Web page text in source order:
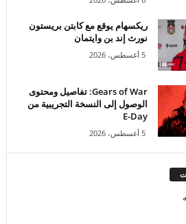
ريكسهام يوقع مع كابتن بريستون
نورث إند بن وايتمان
5 أغسطس، 2026
Gears of War: تفاصيل ومحتوى
الوصول إلى النسخة التجريبية من
E-Day
5 أغسطس، 2026